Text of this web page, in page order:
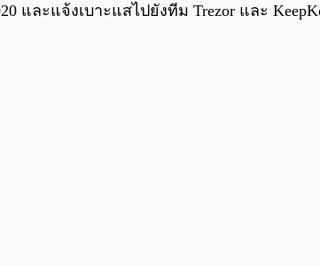
และแจ้งเบาะแสไปยังทีม Trezor และ